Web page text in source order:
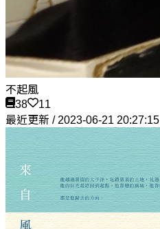
不起風
38
11
最近更新 / 2023-06-21 20:27:15